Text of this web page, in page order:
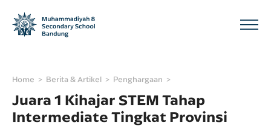
Home Berita & Artikel Penghargaan
Juara 1 Kihajar STEM Tahap
Intermediate Tingkat Provinsi